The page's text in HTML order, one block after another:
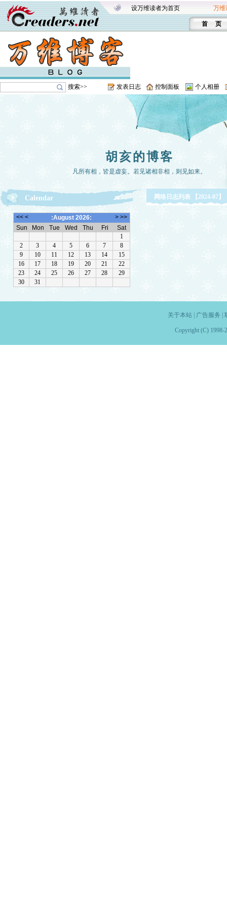
设万维读者为首页 万维
首 页
搜索>> 发表日志 控制面板 个人相册
胡亥的博客
凡所有相，皆是虚妄。若见诸相非相，则见如来。
Calendar 网络日志列表 【2024-07】
关于本站| 广告服务
Copyright (C) 1998-